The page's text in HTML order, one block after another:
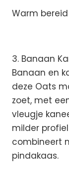
Warm
3. Banaan
Banaan en
deze Oats
zoet, met
vleugje
milder
combineert
pindakaas.